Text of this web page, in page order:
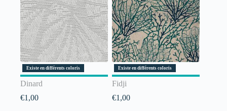
Existe en différents coloris
Dinard
€1,00
Existe en différents coloris
Fidji
€1,00